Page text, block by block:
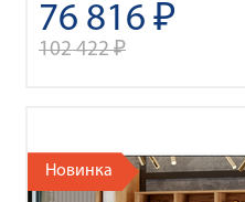
76 816 ₽
102 422 ₽
Новинка